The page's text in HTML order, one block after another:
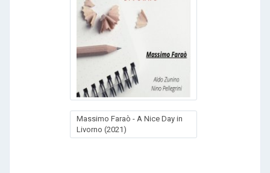
Massimo Faraò - A Nice Day in
Livorno (2021)